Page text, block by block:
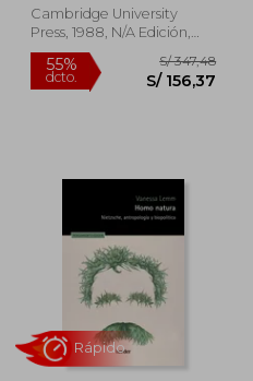
dcto.
Social and Cultural
Anthropology) (en
Cambridge University
Press, 1988, N/A Edición,
Tapa Blanda, Nuevo